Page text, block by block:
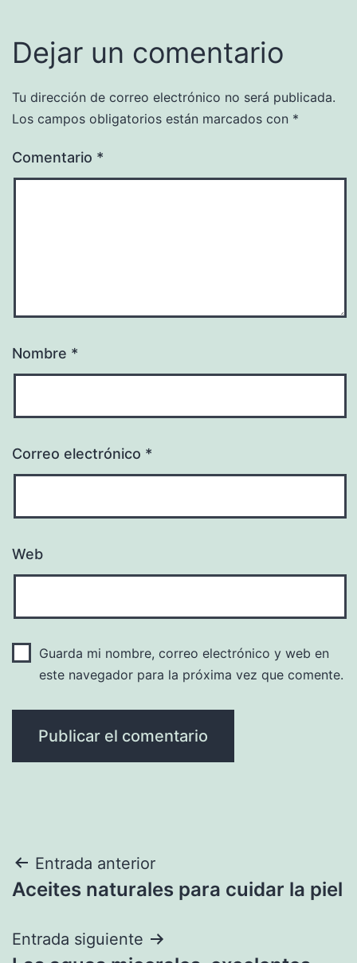
Dejar un comentario
Tu dirección de correo electrónico no será publicada.
Los campos obligatorios están marcados con *
Comentario *
Nombre *
Correo electrónico *
Web
Guarda mi nombre, correo electrónico y web en
este navegador para la próxima vez que comente.
Navegación
de
entradas
Entrada anterior
Aceites naturales para cuidar la piel
Entrada siguiente